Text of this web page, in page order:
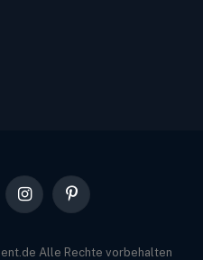
InstagramPinterest
Alle Rechte vorbehalten